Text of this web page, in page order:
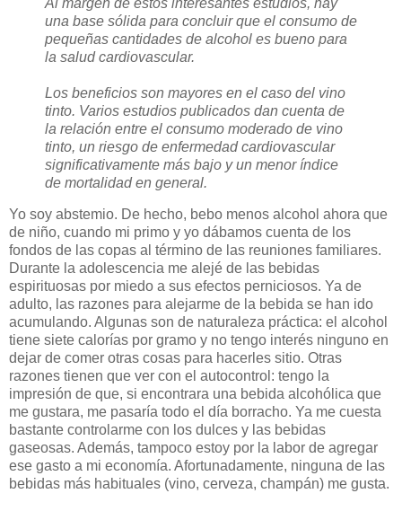
una base sólida para concluir que el consumo de
pequeñas cantidades de alcohol es bueno para
la salud cardiovascular.
Los beneficios son mayores en el caso del vino
tinto. Varios estudios publicados dan cuenta de
la relación entre el consumo moderado de vino
tinto, un riesgo de enfermedad cardiovascular
significativamente más bajo y un menor índice
de mortalidad en general.
Yo soy abstemio. De hecho, bebo menos alcohol ahora que
de niño, cuando mi primo y yo dábamos cuenta de los
fondos de las copas al término de las reuniones familiares.
Durante la adolescencia me alejé de las bebidas
espirituosas por miedo a sus efectos perniciosos. Ya de
adulto, las razones para alejarme de la bebida se han ido
acumulando. Algunas son de naturaleza práctica: el alcohol
tiene siete calorías por gramo y no tengo interés ninguno en
dejar de comer otras cosas para hacerles sitio. Otras
razones tienen que ver con el autocontrol: tengo la
impresión de que, si encontrara una bebida alcohólica que
me gustara, me pasaría todo el día borracho. Ya me cuesta
bastante controlarme con los dulces y las bebidas
gaseosas. Además, tampoco estoy por la labor de agregar
ese gasto a mi economía. Afortunadamente, ninguna de las
bebidas más habituales (vino, cerveza, champán) me gusta.